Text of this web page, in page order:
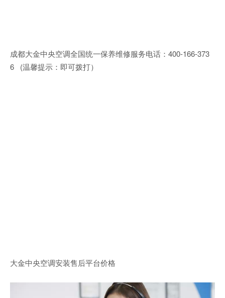
成都大金中央空调全国统一保养维修服务电话：400-166-373
6 (温馨提示：即可拨打）
大金中央空调安装售后平台价格